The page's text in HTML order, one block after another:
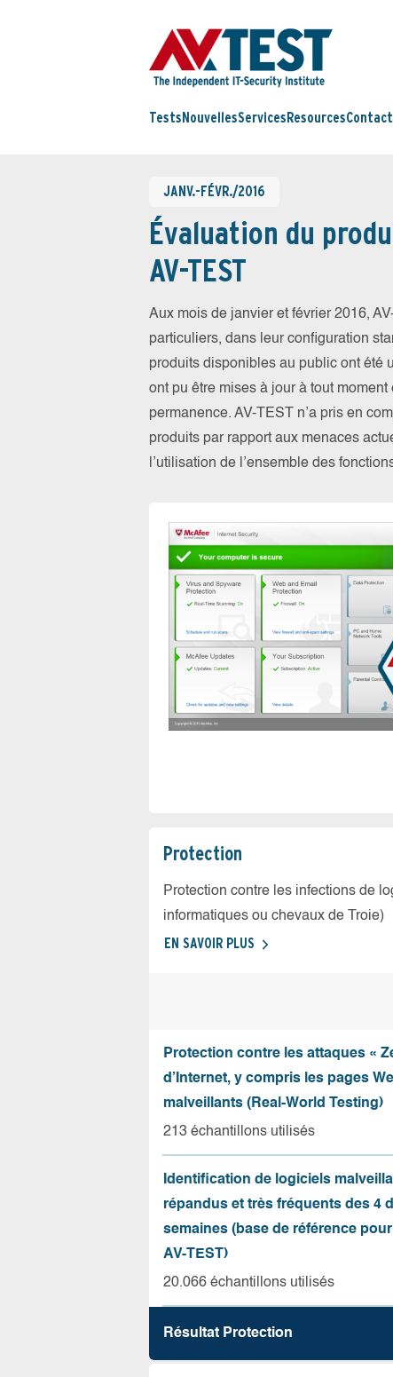
Tests NouvellesServices ResourcesContact
JANV.-FÉVR./2016
Évaluation du
AV-TEST
Aux mois de janvier et février 2016,
particuliers, dans leur configuration
produits disponibles au public ont été
ont pu être mises à jour à tout
permanence. AV-TEST n’a pris en
produits par rapport aux menaces
l’utilisation de l’ensemble des
Protection
Protection contre les infections de
informatiques ou chevaux de Troie)
EN SAVOIR PLUS
Protection contre les attaques «
d’Internet, y compris les pages
malveillants (Real-World Testing)
213 échantillons utilisés
Identification de logiciels
répandus et très fréquents des 4
semaines (base de référence
AV-TEST)
20.066 échantillons utilisés
Résultat Protection